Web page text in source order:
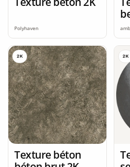
Polyhaven
2K
Texture béton
2K